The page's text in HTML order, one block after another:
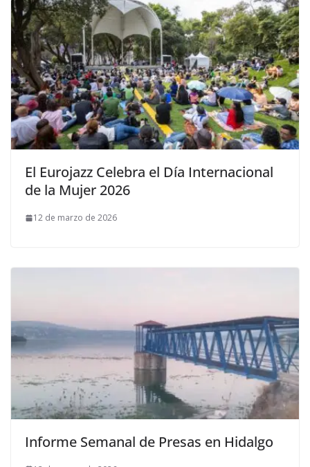
El Eurojazz Celebra el Día Internacional
de la Mujer 2026
12 de marzo de 2026
Informe Semanal de Presas en Hidalgo